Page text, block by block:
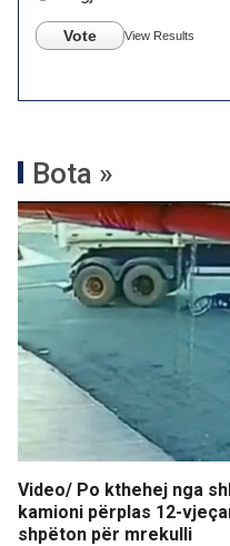
Vote View Results
Bota »
Video/ Po kthehej nga
kamioni përplas 12-
shpëton për mrekulli